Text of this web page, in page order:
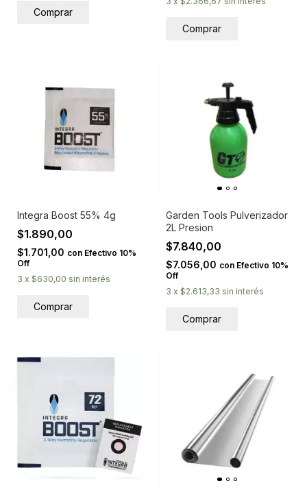
Integra Boost 55% 4g
$1.890,00
$1.701,00 con Efectivo 10%
Off
3 x $630,00 sin interés
Garden Tools Pulverizador
2L Presion
$7.840,00
$7.056,00 con Efectivo 10%
Off
3 x $2.613,33 sin interés